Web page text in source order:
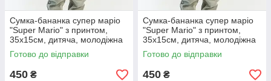
Сумка-бананка супер маріо
"Super Mario" з принтом,
35х15см, дитяча, молодіжна
(0115)
Готово до відправки
450 ₴
Сумка-бананка супер маріо
"Super Mario" з принтом,
35х15см, дитяча, молодіжна
(0116)
Готово до відправки
450 ₴